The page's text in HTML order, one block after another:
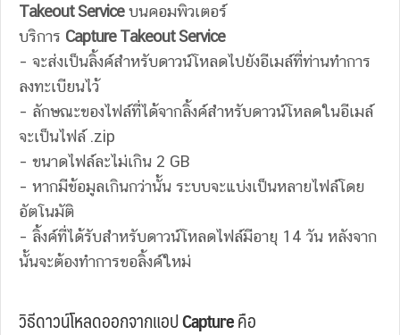
Takeout Serviceบนคอมพิวเตอร์
บริการ Capture Takeout Service
– จะส่งเป็นลิ้งค์สำหรับดาวน์โหลดไปยังอีเมล์ที่ท่านทำการ
ลงทะเบียนไว้
– ลักษณะของไฟล์ที่ได้จากลิ้งค์สำหรับดาวน์โหลดในอีเมล์
จะเป็นไฟล์ .zip
– ขนาดไฟล์ละไม่เกิน 2 GB
– หากมีข้อมูลเกินกว่านั้น ระบบจะแบ่งเป็นหลายไฟล์โดย
อัตโนมัติ
– ลิ้งค์ที่ได้รับสำหรับดาวน์โหลดไฟล์มีอายุ 14 วัน หลังจาก
นั้นจะต้องทำการขอลิ้งค์ใหม่
วิธีดาวน์โหลดออกจากแอปCaptureคือ